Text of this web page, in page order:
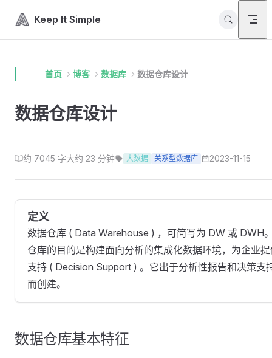
Skip to content
Keep It Simple
首页 博客 数据库 数据仓库设计
数据仓库设计
约 7045 字大约 23 分钟 大数据 关系型数据库 2023-11-15
定义
数据仓库 ( Data Warehouse ) ，可简写为 DW 或 DWH
仓库的目的是构建面向分析的集成化数据环境，为企业
支持 ( Decision Support ) 。它出于分析性报告和决策支
而创建。
数据仓库基本特征